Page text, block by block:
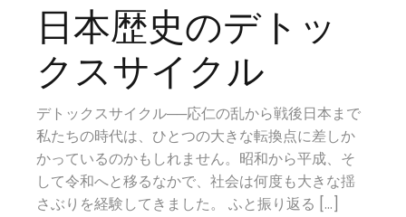
日本歴史のデトッ
クスサイクル
デトックスサイクル──応仁の乱から戦後日本まで
私たちの時代は、ひとつの大きな転換点に差しか
かっているのかもしれません。昭和から平成、そ
して令和へと移るなかで、社会は何度も大きな揺
さぶりを経験してきました。 ふと振り返る […]